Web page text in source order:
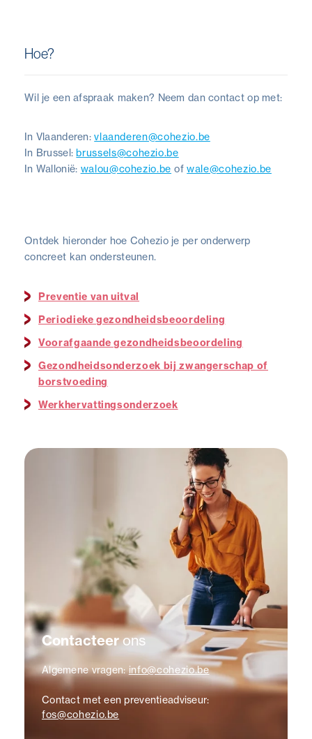
Hoe?
Wil je een afspraak maken? Neem dan contact op met:
In Vlaanderen:vlaanderen@cohezio.be
In Brussel: brussels@cohezio.be
In Wallonië: walou@cohezio.be ofwale@cohezio.be
Ontdek hieronder hoe Cohezio je per onderwerp
concreet kan ondersteunen.
Preventie van uitval
Periodieke gezondheidsbeoordeling
Voorafgaande gezondheidsbeoordeling
Gezondheidsonderzoek bij zwangerschap of
borstvoeding
Werkhervattingsonderzoek
Contacteerons
Algemene vragen:info@cohezio.be
Contact met een preventieadviseur:
fos@cohezio.be